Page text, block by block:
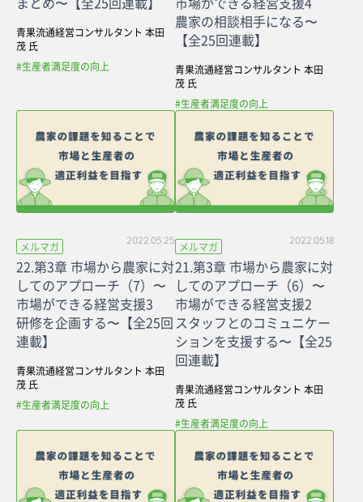
青果流通経営コンサルタント 本田
茂 氏
#生産者満足度の向上
農家の相談相手になる〜
【全25回連載】
青果流通経営コンサルタント 本田
茂 氏
#生産者満足度の向上
メルマガ 2022.05.25
22.第3章 市場から農家に対
してのアプローチ（7）〜
市場ができる経営支援3
研修を企画する〜【全25回
連載】
青果流通経営コンサルタント 本田
茂 氏
#生産者満足度の向上
メルマガ 2022.05.18
21.第3章 市場から農家に対
してのアプローチ（6）〜
市場ができる経営支援2
スタッフとのコミュニケー
ションを支援する〜【全25
回連載】
青果流通経営コンサルタント 本田
茂 氏
#生産者満足度の向上